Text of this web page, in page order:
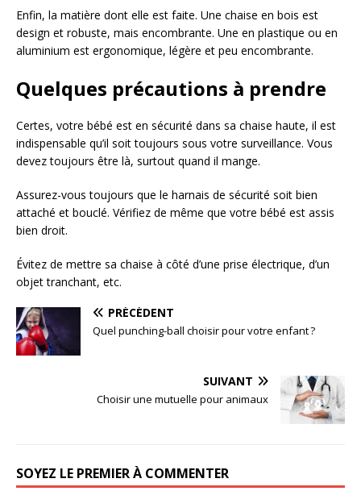
Enfin, la matière dont elle est faite. Une chaise en bois est
design et robuste, mais encombrante. Une en plastique ou en
aluminium est ergonomique, légère et peu encombrante.
Quelques précautions à prendre
Certes, votre bébé est en sécurité dans sa chaise haute, il est
indispensable qu’il soit toujours sous votre surveillance. Vous
devez toujours être là, surtout quand il mange.
Assurez-vous toujours que le harnais de sécurité soit bien
attaché et bouclé. Vérifiez de même que votre bébé est assis
bien droit.
Évitez de mettre sa chaise à côté d’une prise électrique, d’un
objet tranchant, etc.
PRÉCÉDENT
Quel punching-ball choisir pour votre enfant ?
SUIVANT
Choisir une mutuelle pour animaux
SOYEZ LE PREMIER À COMMENTER